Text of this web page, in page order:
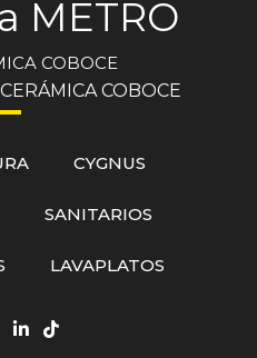
METRO
COBOCE
COBOCE
CYGNUS
SANITARIOS
LAVAPLATOS